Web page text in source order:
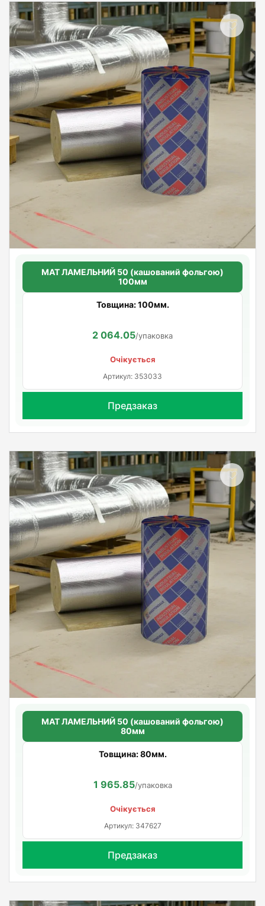
МАТ ЛАМЕЛЬНИЙ 50 (кашований фольгою)
100мм
Товщина: 100мм.
2 064.05/упаковка
Очікується
Артикул: 353033
Предзаказ
МАТ ЛАМЕЛЬНИЙ 50 (кашований фольгою)
80мм
Товщина: 80мм.
1 965.85/упаковка
Очікується
Артикул: 347627
Предзаказ